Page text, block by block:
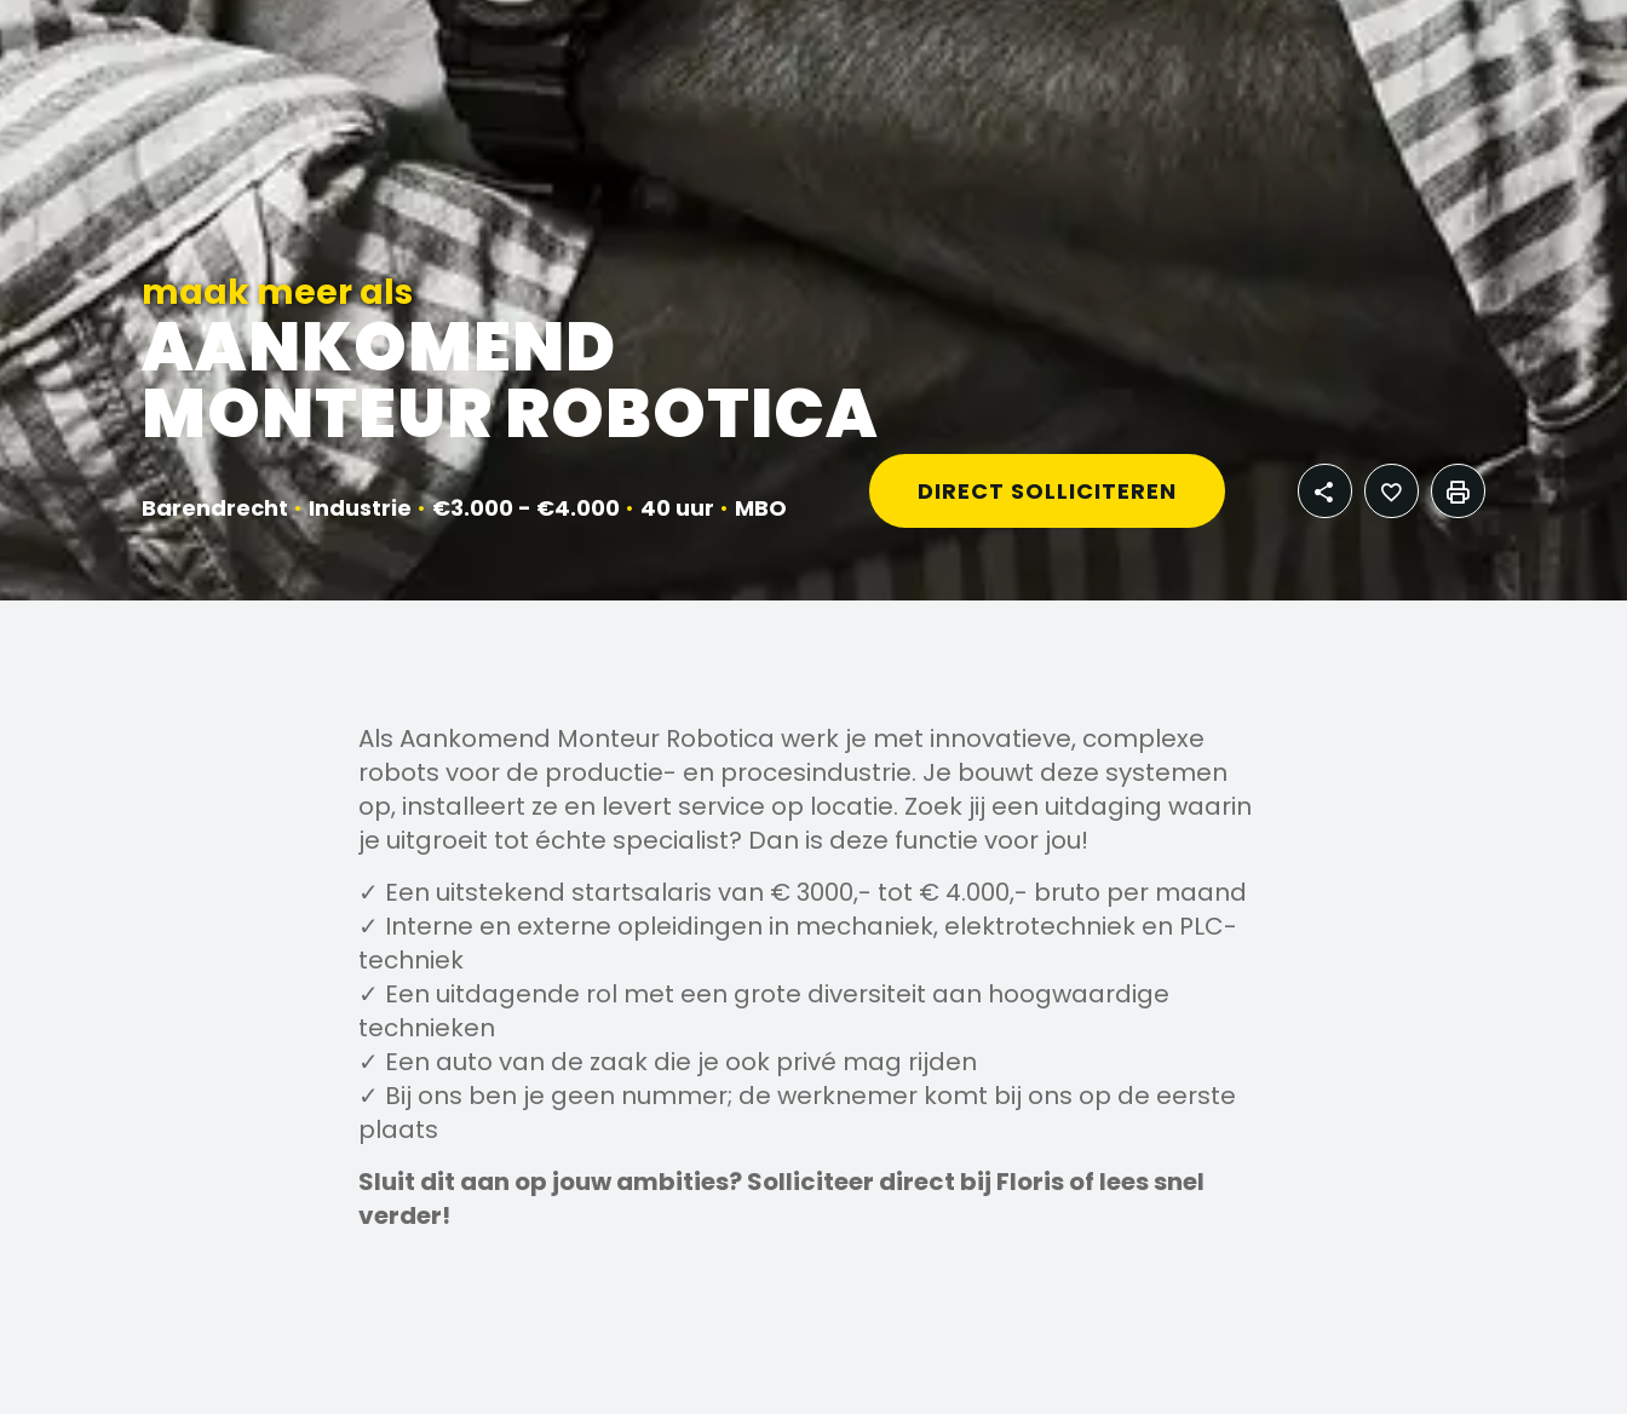
maak meer als
AANKOMEND
MONTEUR ROBOTICA
Barendrecht • Industrie • €3.000 - €4.000 • 40 uur • MBO
DIRECT SOLLICITEREN
Als Aankomend Monteur Robotica werk je met innovatieve, complexe
robots voor de productie- en procesindustrie. Je bouwt deze systemen
op, installeert ze en levert service op locatie. Zoek jij een uitdaging waarin
je uitgroeit tot échte specialist? Dan is deze functie voor jou!
✓ Een uitstekend startsalaris van € 3000,- tot € 4.000,- bruto per maand
✓ Interne en externe opleidingen in mechaniek, elektrotechniek en PLC-
techniek
✓ Een uitdagende rol met een grote diversiteit aan hoogwaardige
technieken
✓ Een auto van de zaak die je ook privé mag rijden
✓ Bij ons ben je geen nummer; de werknemer komt bij ons op de eerste
plaats
Sluit dit aan op jouw ambities? Solliciteer direct bij Floris of lees snel
verder!